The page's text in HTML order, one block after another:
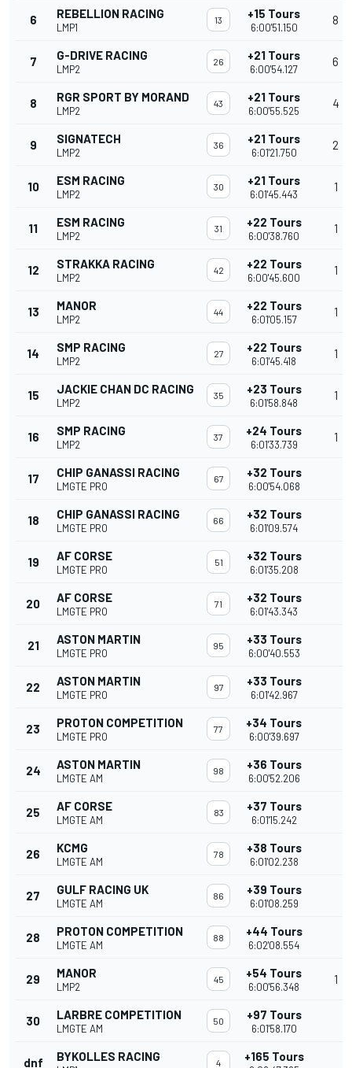
6 REBELLION RACING
LMP1
13 +15 Tours
6:00'51.150
8
7 G-DRIVE RACING
LMP2
26 +21 Tours
6:00'54.127
6
8 RGR SPORT BY MORAND
LMP2
43 +21 Tours
6:00'55.525
4
9 SIGNATECH
LMP2
36 +21 Tours
6:01'21.750
2
10 ESM RACING
LMP2
30 +21 Tours
6:01'45.443
1
11 ESM RACING
LMP2
31 +22 Tours
6:00'38.760
1
12 STRAKKA RACING
LMP2
42 +22 Tours
6:00'45.600
1
13 MANOR
LMP2
44 +22 Tours
6:01'05.157
1
14 SMP RACING
LMP2
27 +22 Tours
6:01'45.418
1
15 JACKIE CHAN DC RACING
LMP2
35 +23 Tours
6:01'58.848
1
16 SMP RACING
LMP2
37 +24 Tours
6:01'33.739
1
17 CHIP GANASSI RACING
LMGTE PRO
67 +32 Tours
6:00'54.068
18 CHIP GANASSI RACING
LMGTE PRO
66 +32 Tours
6:01'09.574
19 AF CORSE
LMGTE PRO
51 +32 Tours
6:01'35.208
20 AF CORSE
LMGTE PRO
71 +32 Tours
6:01'43.343
21 ASTON MARTIN
LMGTE PRO
95 +33 Tours
6:00'40.553
22 ASTON MARTIN
LMGTE PRO
97 +33 Tours
6:01'42.967
23 PROTON COMPETITION
LMGTE PRO
77 +34 Tours
6:00'39.697
24 ASTON MARTIN
LMGTE AM
98 +36 Tours
6:00'52.206
25 AF CORSE
LMGTE AM
83 +37 Tours
6:01'15.242
26 KCMG
LMGTE AM
78 +38 Tours
6:01'02.238
27 GULF RACING UK
LMGTE AM
86 +39 Tours
6:01'08.259
28 PROTON COMPETITION
LMGTE AM
88 +44 Tours
6:02'08.554
29 MANOR
LMP2
45 +54 Tours
6:00'56.348
1
30 LARBRE COMPETITION
LMGTE AM
50 +97 Tours
6:01'58.170
dnf BYKOLLES RACING 4 +165 Tours